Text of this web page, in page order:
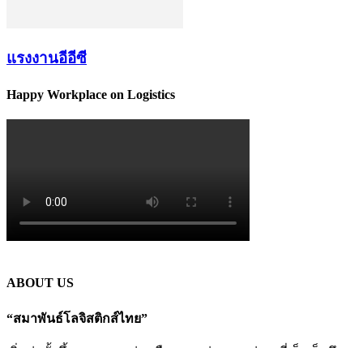
แรงงานอีอีซี
Happy Workplace on Logistics
ABOUT US
“สมาพันธ์โลจิสติกส์ไทย”